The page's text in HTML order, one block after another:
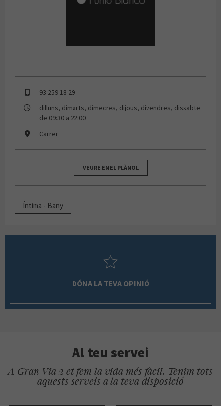
93 259 18 29
dilluns, dimarts, dimecres, dijous, divendres, dissabte
de 09:30 a 22:00
Carrer
VEURE EN EL PLÀNOL
Íntima - Bany
DÓNA LA TEVA OPINIÓ
Al teu servei
A Gran Via 2 et fem la vida més fàcil. Tenim tots
aquests serveis a la teva disposició